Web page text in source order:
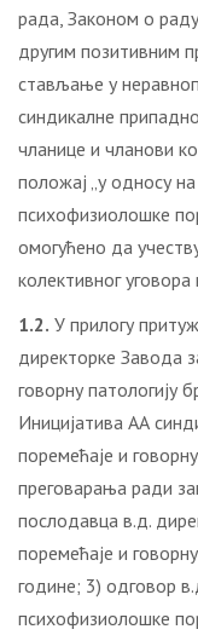
рада, Законом о
другим позитивним
стављање у
синдикалне
чланице и чланови
положај „у односу
психофизиолошке
омогућено да
колективног
1.2. У прилогу
директорке Завода
говорну патологију
Иницијатива АА
поремећаје и
преговарања ради
послодавца в.д.
поремећаје и
године; 3) одговор
психофизиолошке